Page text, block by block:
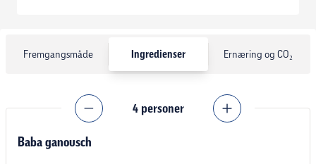
Fremgangsmåde Ingredienser Ernæring og CO₂
4 personer
Baba ganousch